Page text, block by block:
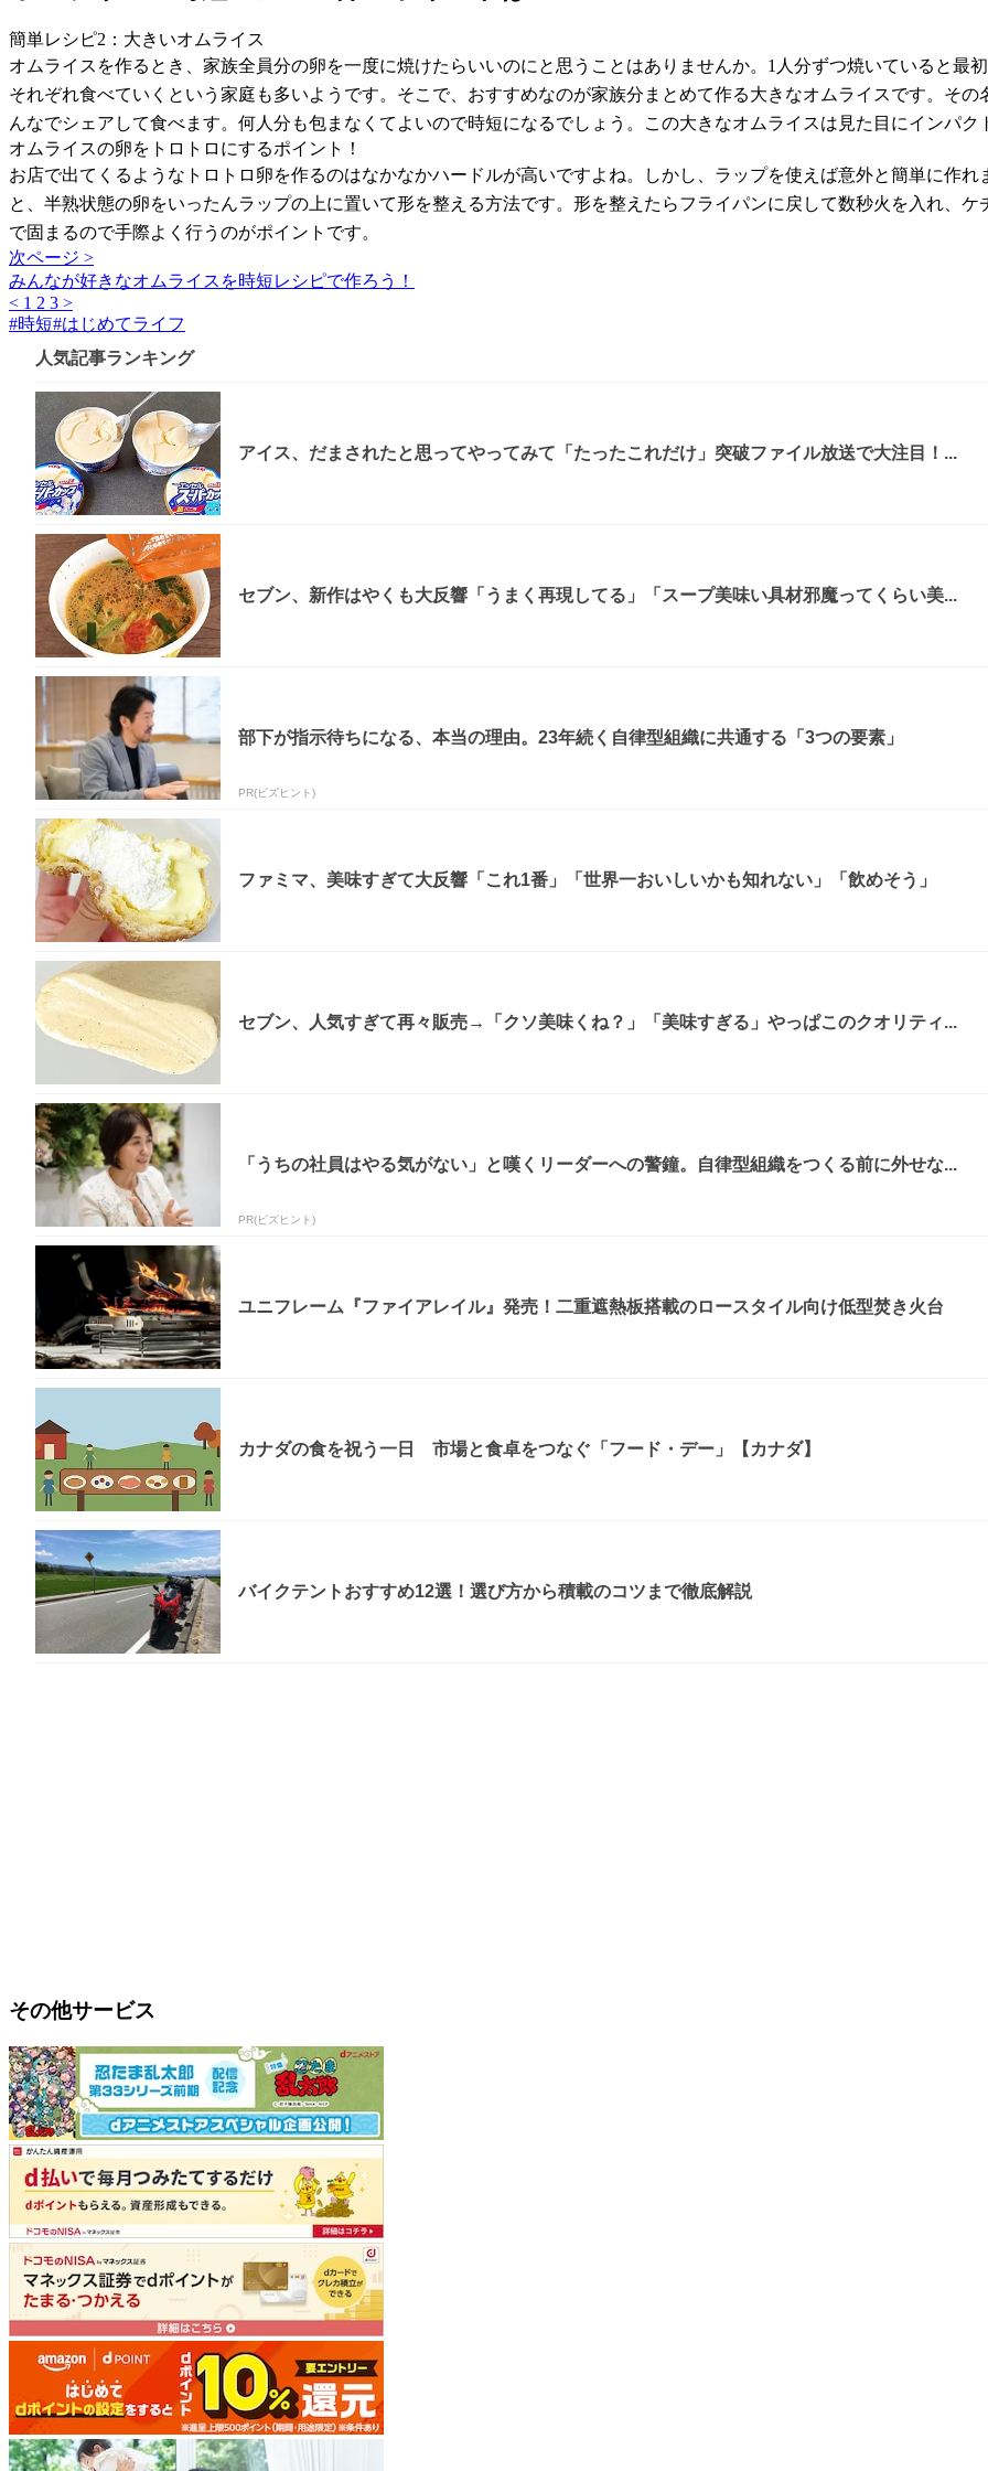
簡単レシピ2：大きいオムライス
オムライスを作るとき、家族全員分の卵を一度に焼けたらいいのにと思うことはありませんか。1人分ずつ焼いていると最
それぞれ食べていくという家庭も多いようです。そこで、おすすめなのが家族分まとめて作る大きなオムライスです。そ
んなでシェアして食べます。何人分も包まなくてよいので時短になるでしょう。この大きなオムライスは見た目にインパク
オムライスの卵をトロトロにするポイント！
お店で出てくるようなトロトロ卵を作るのはなかなかハードルが高いですよね。しかし、ラップを使えば意外と簡単に作
と、半熟状態の卵をいったんラップの上に置いて形を整える方法です。形を整えたらフライパンに戻して数秒火を入れ、
で固まるので手際よく行うのがポイントです。
次ページ >
みんなが好きなオムライスを時短レシピで作ろう！
< 1 2 3 >
#時短#はじめてライフ
人気記事ランキング
アイス、だまされたと思ってやってみて「たったこれだけ」突破ファイル放送で大注目！...
セブン、新作はやくも大反響「うまく再現してる」「スープ美味い具材邪魔ってくらい美...
部下が指示待ちになる、本当の理由。23年続く自律型組織に共通する「3つの要素」
PR(ビズヒント)
ファミマ、美味すぎて大反響「これ1番」「世界一おいしいかも知れない」「飲めそう」
セブン、人気すぎて再々販売→「クソ美味くね？」「美味すぎる」やっぱこのクオリティ...
「うちの社員はやる気がない」と嘆くリーダーへの警鐘。自律型組織をつくる前に外せな...
PR(ビズヒント)
ユニフレーム『ファイアレイル』発売！二重遮熱板搭載のロースタイル向け低型焚き火台
カナダの食を祝う一日 市場と食卓をつなぐ「フード・デー」【カナダ】
バイクテントおすすめ12選！選び方から積載のコツまで徹底解説
その他サービス